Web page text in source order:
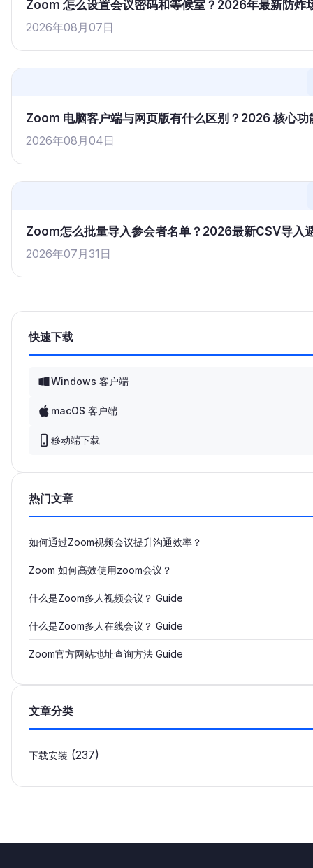
Zoom 怎么设置会议密码和等候室？2026年最新防炸
2026年08月07日
Zoom 电脑客户端与网页版有什么区别？2026 核心功
2026年08月04日
Zoom怎么批量导入参会者名单？2026最新CSV导入
2026年07月31日
快速下载
Windows 客户端
macOS 客户端
移动端下载
热门文章
如何通过Zoom视频会议提升沟通效率？
Zoom 如何高效使用zoom会议？
什么是Zoom多人视频会议？ Guide
什么是Zoom多人在线会议？ Guide
Zoom官方网站地址查询方法 Guide
文章分类
下载安装 (237)